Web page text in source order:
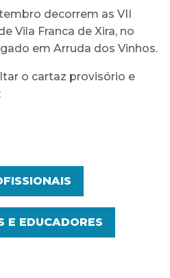
decorrem as VII
Vila Franca de Xira, no
em Arruda dos Vinhos.
o cartaz provisório e
E EDUCADORES